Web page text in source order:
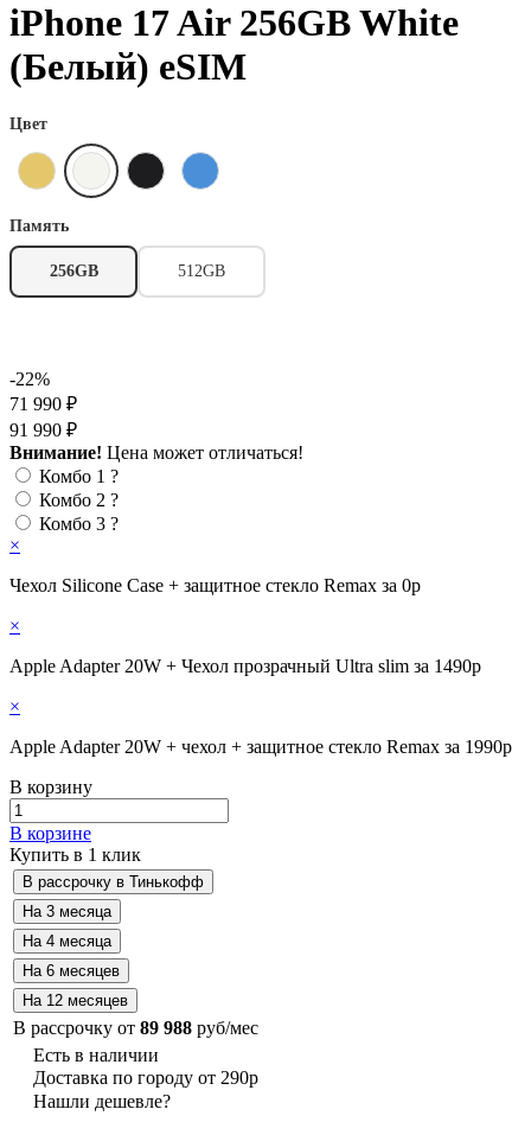
iPhone 17 Air 256GB White
(Белый) eSIM
Цвет
Память
256GB 512GB
-22%
71 990 ₽
91 990 ₽
Внимание! Цена может отличаться!
Комбо 1 ?
Комбо 2 ?
Комбо 3 ?
×
Чехол Silicone Case + защитное стекло Remax за 0р
×
Apple Adapter 20W + Чехол прозрачный Ultra slim за 1490р
×
Apple Adapter 20W + чехол + защитное стекло Remax за 1990р
В корзину
В корзине
Купить в 1 клик
В рассрочку от 89 988 руб/мес
Есть в наличии
Доставка по городу от 290р
Нашли дешевле?